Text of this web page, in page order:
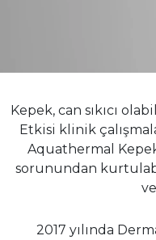
Kepek, can sıkıcı
Etkisi klinik
Aquathermal
sorunundan
2017 yılında